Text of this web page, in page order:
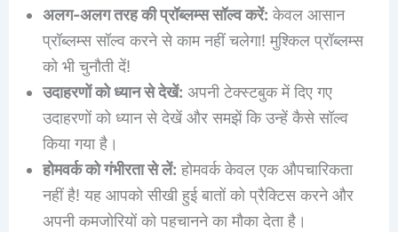
अलग-अलग तरह की प्रॉब्लम्स सॉल्व करें: केवल आसान
प्रॉब्लम्स सॉल्व करने से काम नहीं चलेगा! मुश्किल प्रॉब्लम्स
को भी चुनौती दें!
उदाहरणों को ध्यान से देखें: अपनी टेक्स्टबुक में दिए गए
उदाहरणों को ध्यान से देखें और समझें कि उन्हें कैसे सॉल्व
किया गया है।
होमवर्क को गंभीरता से लें: होमवर्क केवल एक औपचारिकता
नहीं है! यह आपको सीखी हुई बातों को प्रैक्टिस करने और
अपनी कमजोरियों को पहचानने का मौका देता है।